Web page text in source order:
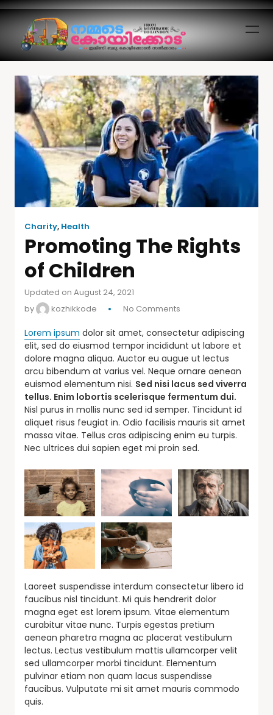
Charity, Health
Promoting The Rights
of Children
Updated on August 24, 2021
by
kozhikkode No Comments
Lorem ipsum dolor sit amet, consectetur adipiscing
elit, sed do eiusmod tempor incididunt ut labore et
dolore magna aliqua. Auctor eu augue ut lectus
arcu bibendum at varius vel. Neque ornare aenean
euismod elementum nisi. Sed nisi lacus sed viverra
tellus. Enim lobortis scelerisque fermentum dui.
Nisl purus in mollis nunc sed id semper. Tincidunt id
aliquet risus feugiat in. Odio facilisis mauris sit amet
massa vitae. Tellus cras adipiscing enim eu turpis.
Nec ultrices dui sapien eget mi proin sed.
Laoreet suspendisse interdum consectetur libero id
faucibus nisl tincidunt. Mi quis hendrerit dolor
magna eget est lorem ipsum. Vitae elementum
curabitur vitae nunc. Turpis egestas pretium
aenean pharetra magna ac placerat vestibulum
lectus. Lectus vestibulum mattis ullamcorper velit
sed ullamcorper morbi tincidunt. Elementum
pulvinar etiam non quam lacus suspendisse
faucibus. Vulputate mi sit amet mauris commodo
quis.